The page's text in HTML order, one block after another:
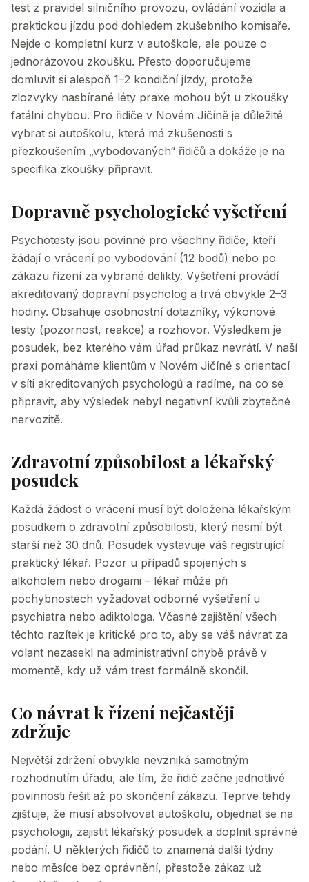
test z pravidel silničního provozu, ovládání vozidla a
praktickou jízdu pod dohledem zkušebního komisaře.
Nejde o kompletní kurz v autoškole, ale pouze o
jednorázovou zkoušku. Přesto doporučujeme
domluvit si alespoň 1–2 kondiční jízdy, protože
zlozvyky nasbírané léty praxe mohou být u zkoušky
fatální chybou. Pro řidiče v Novém Jičíně je důležité
vybrat si autoškolu, která má zkušenosti s
přezkoušením „vybodovaných“ řidičů a dokáže je na
specifika zkoušky připravit.
Dopravně psychologické vyšetření
Psychotesty jsou povinné pro všechny řidiče, kteří
žádají o vrácení po vybodování (12 bodů) nebo po
zákazu řízení za vybrané delikty. Vyšetření provádí
akreditovaný dopravní psycholog a trvá obvykle 2–3
hodiny. Obsahuje osobnostní dotazníky, výkonové
testy (pozornost, reakce) a rozhovor. Výsledkem je
posudek, bez kterého vám úřad průkaz nevrátí. V naší
praxi pomáháme klientům v Novém Jičíně s orientací
v síti akreditovaných psychologů a radíme, na co se
připravit, aby výsledek nebyl negativní kvůli zbytečné
nervozitě.
Zdravotní způsobilost a lékařský
posudek
Každá žádost o vrácení musí být doložena lékařským
posudkem o zdravotní způsobilosti, který nesmí být
starší než 30 dnů. Posudek vystavuje váš registrující
praktický lékař. Pozor u případů spojených s
alkoholem nebo drogami – lékař může při
pochybnostech vyžadovat odborné vyšetření u
psychiatra nebo adiktologa. Včasné zajištění všech
těchto razítek je kritické pro to, aby se váš návrat za
volant nezasekl na administrativní chybě právě v
momentě, kdy už vám trest formálně skončil.
Co návrat k řízení nejčastěji
zdržuje
Největší zdržení obvykle nevzniká samotným
rozhodnutím úřadu, ale tím, že řidič začne jednotlivé
povinnosti řešit až po skončení zákazu. Teprve tehdy
zjišťuje, že musí absolvovat autoškolu, objednat se na
psychologii, zajistit lékařský posudek a doplnit správné
podání. U některých řidičů to znamená další týdny
nebo měsíce bez oprávnění, přestože zákaz už